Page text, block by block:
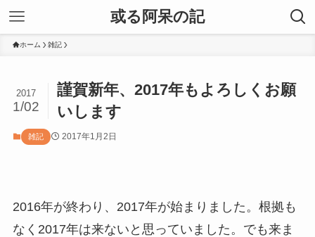
或る阿呆の記
ホーム 雑記
謹賀新年、2017年もよろしくお願
いします
2017
1/02
雑記 2017年1月2日
2016年が終わり、2017年が始まりました。根拠も
なく2017年は来ないと思っていました。でも来ま